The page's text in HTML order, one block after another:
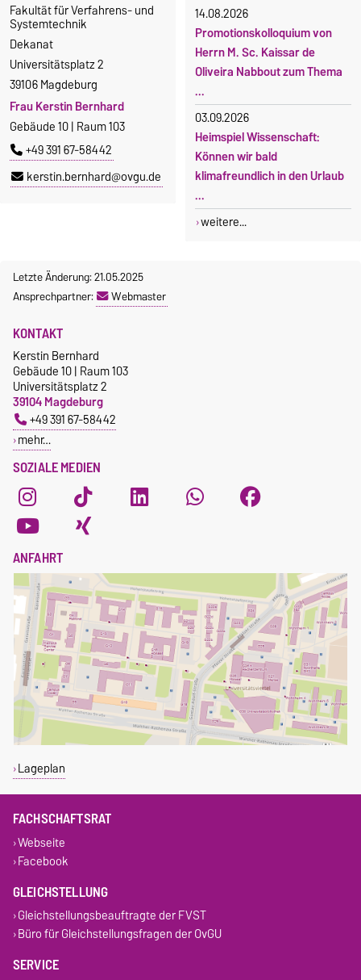
Fakultät für Verfahrens- und
Systemtechnik
Dekanat
Universitätsplatz 2
39106 Magdeburg
Frau Kerstin Bernhard
Gebäude 10 | Raum 103
+49 391 67-58442
kerstin.bernhard@ovgu.de
14.08.2026
Promotionskolloquium von
Herrn M. Sc. Kaissar de
Oliveira Nabbout zum Thema
...
03.09.2026
Heimspiel Wissenschaft:
Können wir bald
klimafreundlich in den Urlaub
...
weitere...
Letzte Änderung: 21.05.2025
Ansprechpartner:
Webmaster
SOZIALE MEDIEN
KONTAKT
Kerstin Bernhard
Gebäude 10 | Raum 103
Universitätsplatz 2
39104 Magdeburg
+49 391 67-58442
mehr…
ANFAHRT
Lageplan
FACHSCHAFTSRAT
Webseite
Facebook
GLEICHSTELLUNG
Gleichstellungsbeauftragte der FVST
Büro für Gleichstellungsfragen der OvGU
SERVICE